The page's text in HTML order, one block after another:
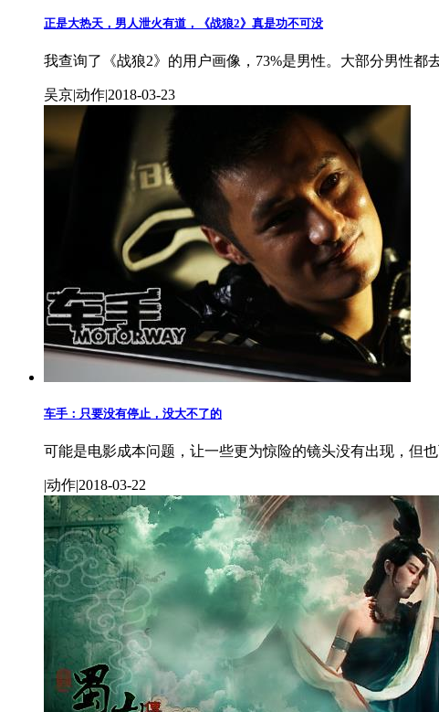
正是大热天，男人泄火有道，《战狼2》真是功不可没
我查询了《战狼2》的用户画像，73%是男性。大部分男性都
吴京|动作|2018-03-23
车手：只要没有停止，没大不了的
可能是电影成本问题，让一些更为惊险的镜头没有出现，但
|动作|2018-03-22